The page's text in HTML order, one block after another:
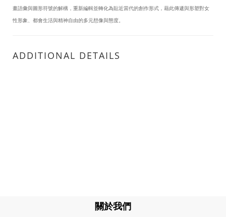
畫語彙與圖形符號的解構，重新編輯並轉化為貼近當代的創作形式，藉此傳遞與形塑對女
性形象、都會生活與精神自由的多元想像與態度。
ADDITIONAL DETAILS
關於我們